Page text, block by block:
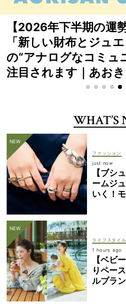
待望の受注再開！「
は裏表使える“縦型”が
WHAT’S
ファッション
just now
【ブシ
ームジ
いく！
ライフスタイル
1 hours ago
【ベビ
りペー
ルプラ